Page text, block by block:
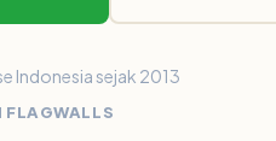
Indonesia sejak 2013
FLAGWALLS